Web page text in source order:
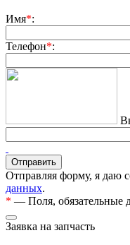
Имя*:
Телефон*:
Отправляя форму, я даю
данных.
* — Поля, обязательные
Заявка на запчасть